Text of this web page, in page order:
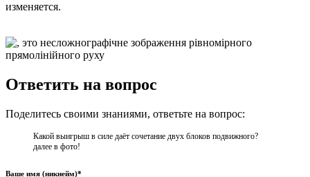
изменяется.
Ответить на вопрос
Поделитесь своими знаниями, ответьте на вопрос:
Какой выигрыш в силе даёт сочетание двух блоков подвижного?
далее в фото!
Ваше имя (никнейм)*